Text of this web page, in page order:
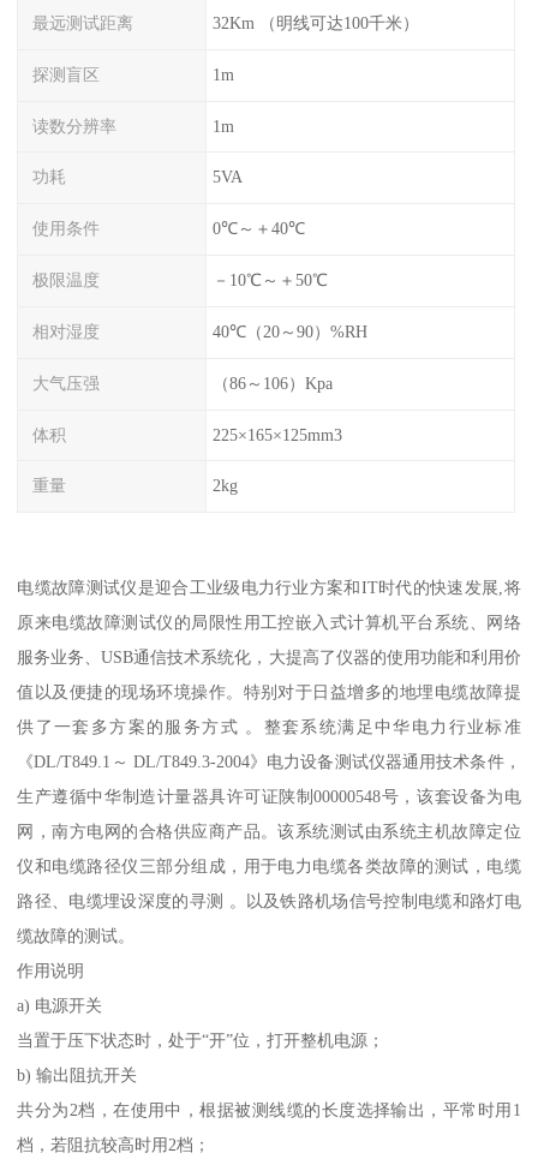
最远测试距离 32Km （明线可达100千米）
探测盲区 1m
读数分辨率 1m
功耗 5VA
使用条件 0℃～＋40℃
极限温度 －10℃～＋50℃
相对湿度 40℃（20～90）%RH
大气压强 （86～106）Kpa
体积 225×165×125mm3
重量 2kg
电缆故障测试仪是迎合工业级电力行业方案和IT时代的快速发展,将
原来电缆故障测试仪的局限性用工控嵌入式计算机平台系统、网络
服务业务、USB通信技术系统化，大提高了仪器的使用功能和利用价
值以及便捷的现场环境操作。特别对于日益增多的地埋电缆故障提
供了一套多方案的服务方式 。整套系统满足中华电力行业标准
《DL/T849.1～ DL/T849.3-2004》电力设备测试仪器通用技术条件，
生产遵循中华制造计量器具许可证陕制00000548号，该套设备为电
网，南方电网的合格供应商产品。该系统测试由系统主机故障定位
仪和电缆路径仪三部分组成，用于电力电缆各类故障的测试，电缆
路径、电缆埋设深度的寻测 。以及铁路机场信号控制电缆和路灯电
缆故障的测试。
作用说明
a) 电源开关
当置于压下状态时，处于“开”位，打开整机电源；
b) 输出阻抗开关
共分为2档，在使用中，根据被测线缆的长度选择输出，平常时用1
档，若阻抗较高时用2档；